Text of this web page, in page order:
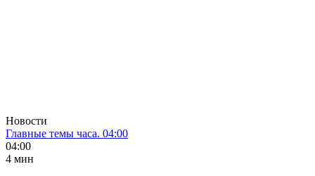
Новости
Главные темы часа. 04:00
04:00
4 мин